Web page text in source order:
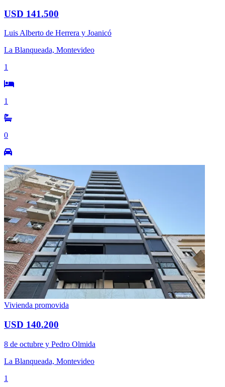
USD 141.500
Luis Alberto de Herrera y Joanicó
La Blanqueada, Montevideo
1
1
0
Vivienda promovida
USD 140.200
8 de octubre y Pedro Olmida
La Blanqueada, Montevideo
1